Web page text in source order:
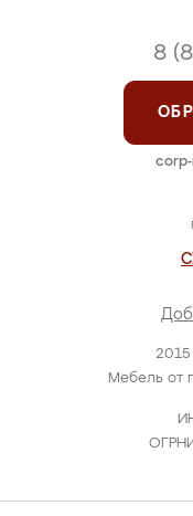
Мебель от
8
corp-